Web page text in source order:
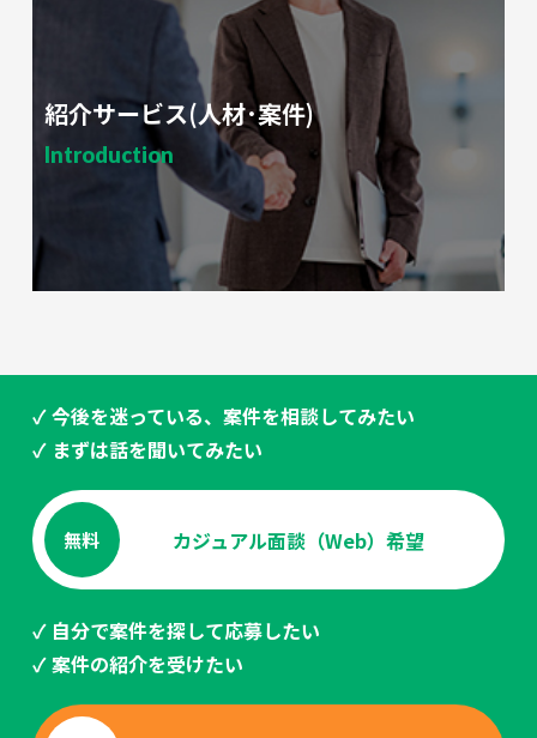
紹介サービス(人材･案件)
Introduction
✓ 今後を迷っている、案件を相談してみたい
✓ まずは話を聞いてみたい
無料 カジュアル面談（Web）希望
✓ 自分で案件を探して応募したい
✓ 案件の紹介を受けたい